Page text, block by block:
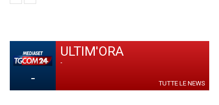
-
ULTIM'ORA
-
TUTTE LE NEWS